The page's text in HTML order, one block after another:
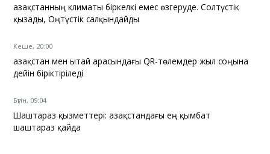
Қазақстанның климаты біркелкі емес өзгеруде. Солтүстік
қызады, Оңтүстік салқындайды
Кеше, 20:00
Қазақстан мен Қытай арасындағы QR-төлемдер жыл соңына
дейін біріктіріледі
Бүгін, 09:04
Шаштараз қызметтері: Қазақстандағы ең қымбат
шаштараз қайда